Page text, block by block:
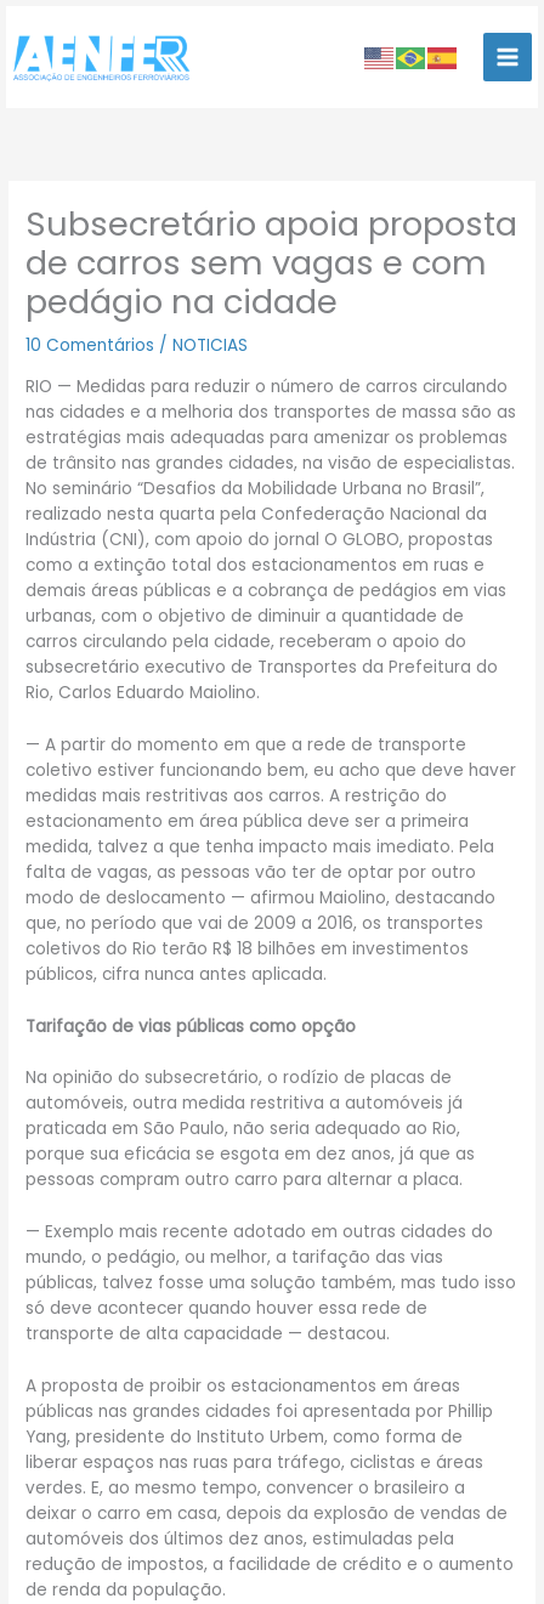
para
conteúdo
Subsecretário apoia proposta
de carros sem vagas e com
pedágio na cidade
10 Comentários /NOTICIAS
RIO — Medidas para reduzir o número de carros circulando
nas cidades e a melhoria dos transportes de massa são as
estratégias mais adequadas para amenizar os problemas
de trânsito nas grandes cidades, na visão de especialistas.
No seminário “Desafios da Mobilidade Urbana no Brasil”,
realizado nesta quarta pela Confederação Nacional da
Indústria (CNI), com apoio do jornal O GLOBO, propostas
como a extinção total dos estacionamentos em ruas e
demais áreas públicas e a cobrança de pedágios em vias
urbanas, com o objetivo de diminuir a quantidade de
carros circulando pela cidade, receberam o apoio do
subsecretário executivo de Transportes da Prefeitura do
Rio, Carlos Eduardo Maiolino.
— A partir do momento em que a rede de transporte
coletivo estiver funcionando bem, eu acho que deve haver
medidas mais restritivas aos carros. A restrição do
estacionamento em área pública deve ser a primeira
medida, talvez a que tenha impacto mais imediato. Pela
falta de vagas, as pessoas vão ter de optar por outro
modo de deslocamento — afirmou Maiolino, destacando
que, no período que vai de 2009 a 2016, os transportes
coletivos do Rio terão R$ 18 bilhões em investimentos
públicos, cifra nunca antes aplicada.
Tarifação de vias públicas como opção
Na opinião do subsecretário, o rodízio de placas de
automóveis, outra medida restritiva a automóveis já
praticada em São Paulo, não seria adequado ao Rio,
porque sua eficácia se esgota em dez anos, já que as
pessoas compram outro carro para alternar a placa.
— Exemplo mais recente adotado em outras cidades do
mundo, o pedágio, ou melhor, a tarifação das vias
públicas, talvez fosse uma solução também, mas tudo isso
só deve acontecer quando houver essa rede de
transporte de alta capacidade — destacou.
A proposta de proibir os estacionamentos em áreas
públicas nas grandes cidades foi apresentada por Phillip
Yang, presidente do Instituto Urbem, como forma de
liberar espaços nas ruas para tráfego, ciclistas e áreas
verdes. E, ao mesmo tempo, convencer o brasileiro a
deixar o carro em casa, depois da explosão de vendas de
automóveis dos últimos dez anos, estimuladas pela
redução de impostos, a facilidade de crédito e o aumento
de renda da população.